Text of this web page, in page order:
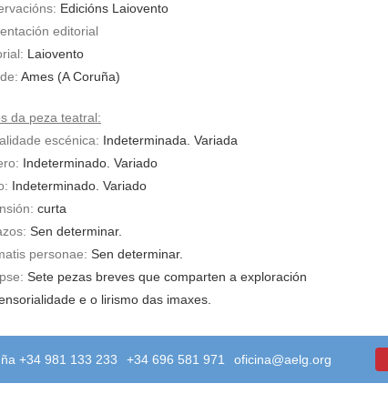
Edicións Laiovento
editorial
Laiovento
Ames (A Coruña)
da peza teatral:
escénica: Indeterminada. Variada
Indeterminado. Variado
Indeterminado. Variado
curta
Sen determinar.
personae: Sen determinar.
Sete pezas breves que comparten a exploración
e o lirismo das imaxes.
+34 981 133 233 +34 696 581 971 oficina@aelg.org